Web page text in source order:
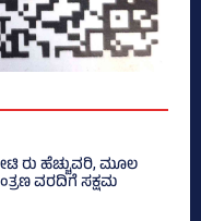
ರು ಹೆಚ್ಚುವರಿ, ಮೂಲ
ವರದಿಗೆ ಸಕ್ಷಮ